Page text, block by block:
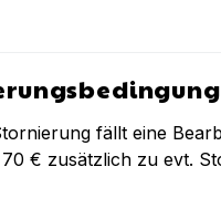
fällt eine
70 € zusätzlich zu evt.